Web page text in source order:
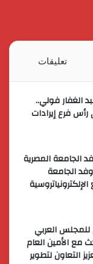
تعليقات
الغفار فولي..
رأس فرع إيرادات
الجامعة المصرية
وفد الجامعة
للمجلس العربي
مع الأمين العام
التعاون لتطوير